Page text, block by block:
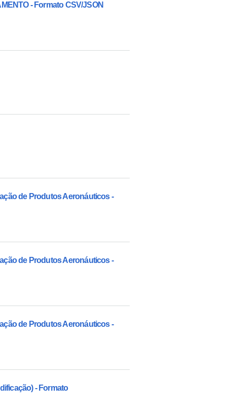
- Formato CSV/JSON
de Produtos Aeronáuticos -
de Produtos Aeronáuticos -
de Produtos Aeronáuticos -
- Formato